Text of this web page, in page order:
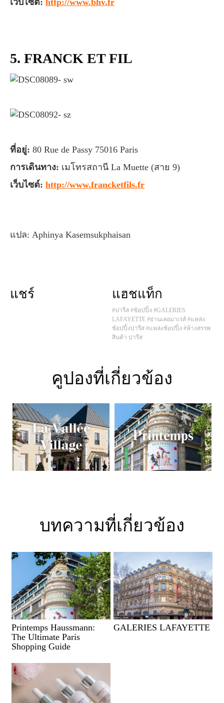
5. FRANCK ET FIL
ที่อยู่: 80 Rue de Passy 75016 Paris
การเดินทาง: เมโทรสถานี La Muette (สาย 9)
เว็บไซต์: http://www.francketfils.fr
แปล: Aphinya Kasemsukphaisan
แชร์ แฮชแท็ก
#ปารีส #ช้อปปิ้ง #GALERIES
LAFAYETTE #ย่านเลอมาเรส์ #แหล่ง
ช้อปปิ้งปารีส #แหล่งช้อปปิ้ง #ห้างสรรพ
สินค้า ปารีส
คูปองที่เกี่ยวข้อง
บทความที่เกี่ยวข้อง
Printemps Haussmann:
The Ultimate Paris
Shopping Guide
GALERIES LAFAYETTE